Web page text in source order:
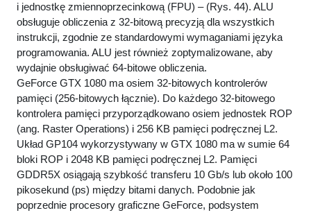
i jednostkę zmiennoprzecinkową (FPU) – (Rys. 44). ALU
obsługuje obliczenia z 32-bitową precyzją dla wszystkich
instrukcji, zgodnie ze standardowymi wymaganiami języka
programowania. ALU jest również zoptymalizowane, aby
wydajnie obsługiwać 64-bitowe obliczenia.
GeForce GTX 1080 ma osiem 32-bitowych kontrolerów
pamięci (256-bitowych łącznie). Do każdego 32-bitowego
kontrolera pamięci przyporządkowano osiem jednostek ROP
(ang. Raster Operations) i 256 KB pamięci podręcznej L2.
Układ GP104 wykorzystywany w GTX 1080 ma w sumie 64
bloki ROP i 2048 KB pamięci podręcznej L2. Pamięci
GDDR5X osiągają szybkość transferu 10 Gb/s lub około 100
pikosekund (ps) między bitami danych. Podobnie jak
poprzednie procesory graficzne GeForce, podsystem